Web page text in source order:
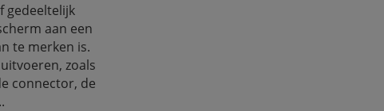
gedeeltelijk
aan een
te merken is.
zoals
connector, de